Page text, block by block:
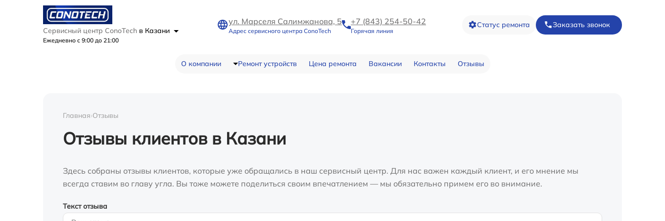
Сервисный центр ConoTech в Казани
Ежедневно с 9:00 до 21:00
ул. Марселя Салимжанова, 5
Адрес сервисного центра ConoTech
+7 (843) 254-50-42
Горячая линия
Статус ремонта Заказать звонок
О компании Ремонт устройств Цена ремонта Вакансии Контакты Отзывы
Главная›Отзывы
Отзывы клиентов в Казани
Здесь собраны отзывы клиентов, которые уже обращались в наш сервисный центр. Для нас важен каждый клиент, и его мнение мы
всегда ставим во главу угла. Вы тоже можете поделиться своим впечатлением — мы обязательно примем его во внимание.
Текст отзыва